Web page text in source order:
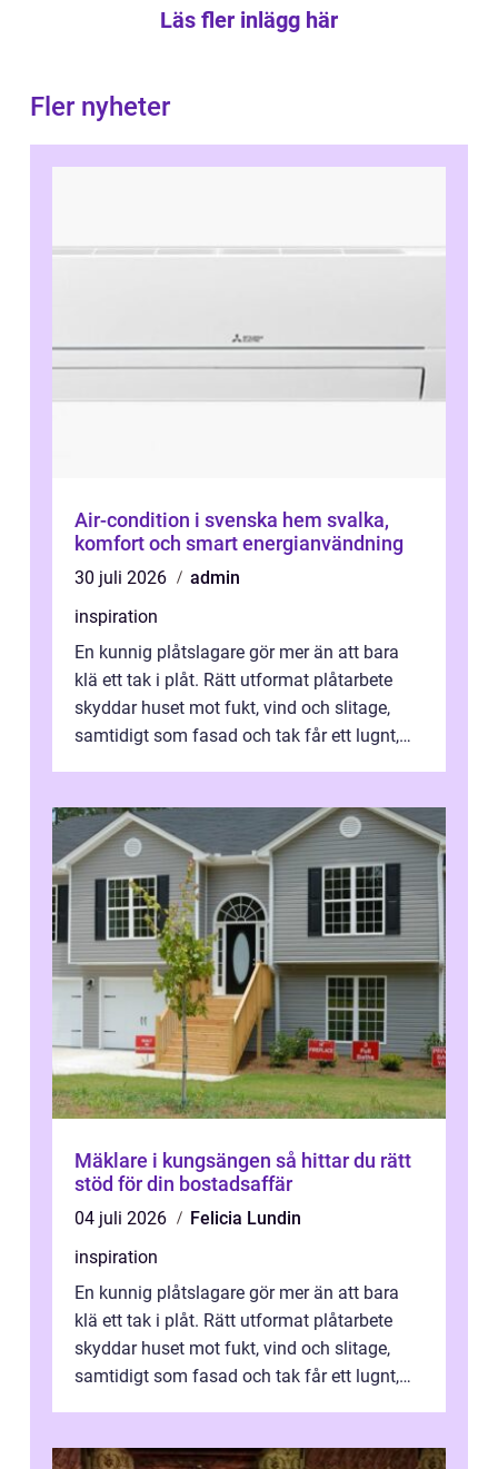
Läs fler inlägg här
Fler nyheter
Air-condition i svenska hem svalka,
komfort och smart energianvändning
30 juli 2026
admin
inspiration
En kunnig plåtslagare gör mer än att bara
klä ett tak i plåt. Rätt utformat plåtarbete
skyddar huset mot fukt, vind och slitage,
samtidigt som fasad och tak får ett lugnt,
Mäklare i kungsängen så hittar du rätt
stöd för din bostadsaffär
04 juli 2026
Felicia Lundin
inspiration
En kunnig plåtslagare gör mer än att bara
klä ett tak i plåt. Rätt utformat plåtarbete
skyddar huset mot fukt, vind och slitage,
samtidigt som fasad och tak får ett lugnt,